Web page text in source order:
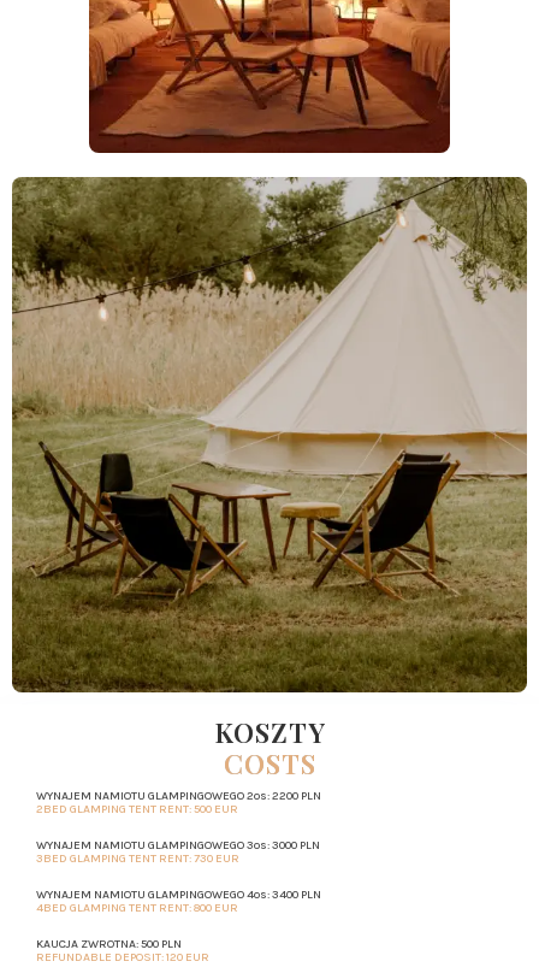
KOSZTY
COSTS
WYNAJEM NAMIOTU GLAMPINGOWEGO 2os: 2200 PLN
2BED GLAMPING TENT RENT: 500 EUR
WYNAJEM NAMIOTU GLAMPINGOWEGO 3os: 3000 PLN
3BED GLAMPING TENT RENT: 730 EUR
WYNAJEM NAMIOTU GLAMPINGOWEGO 4os: 3400 PLN
4BED GLAMPING TENT RENT: 800 EUR
KAUCJA ZWROTNA: 500 PLN
REFUNDABLE DEPOSIT: 120 EUR